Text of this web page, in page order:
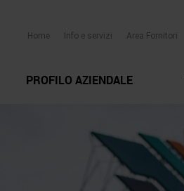
Home Info e servizi Area Fornitori
PROFILO AZIENDALE